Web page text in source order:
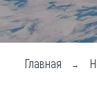
Главная